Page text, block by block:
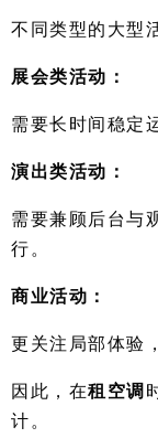
不同类型的大型
展会类活动：
需要长时间稳定
演出类活动：
需要兼顾后台与
行。
商业活动：
更关注局部体验
因此，在租空调
计。